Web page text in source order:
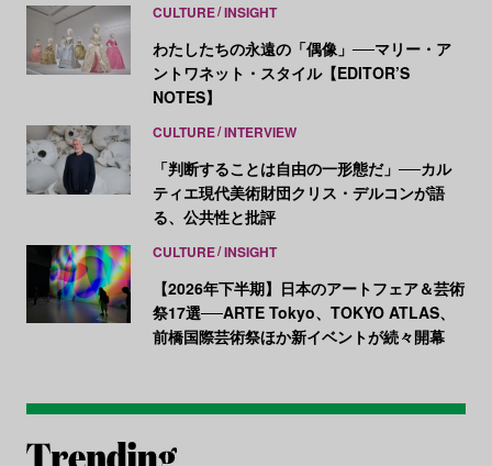
CULTURE INSIGHT
わたしたちの永遠の「偶像」──マリー・ア
ントワネット・スタイル【EDITOR’S
NOTES】
CULTURE INTERVIEW
「判断することは自由の一形態だ」──カル
ティエ現代美術財団クリス・デルコンが語
る、公共性と批評
CULTURE INSIGHT
【2026年下半期】日本のアートフェア＆芸術
祭17選──ARTE Tokyo、TOKYO ATLAS、
前橋国際芸術祭ほか新イベントが続々開幕